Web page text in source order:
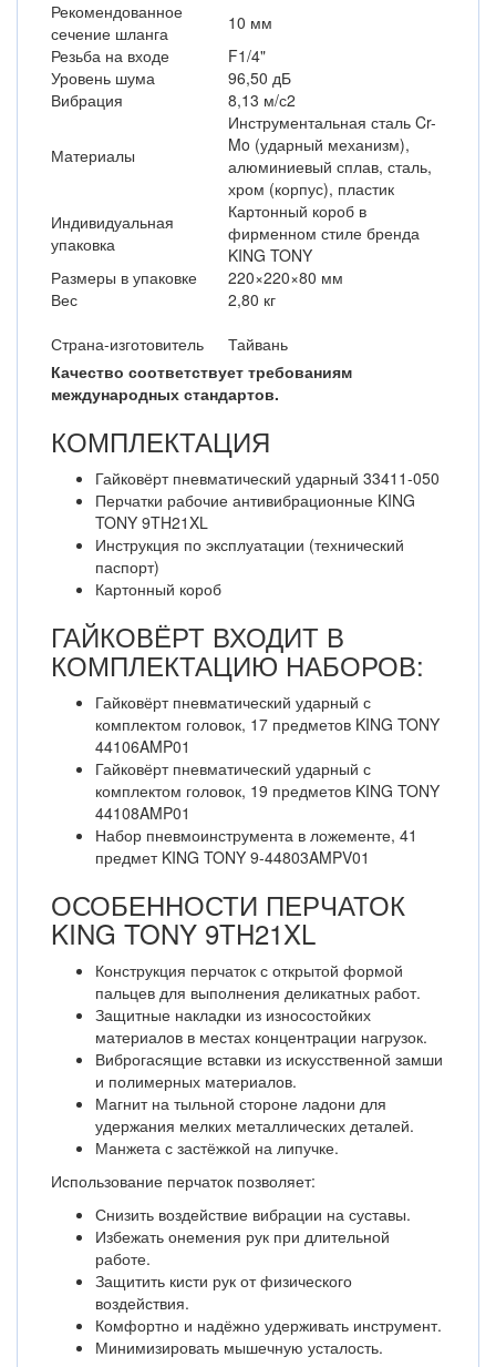
Рекомендованное
сечение шланга
10 мм
Резьба на входе
F1/4"
Уровень шума
96,50 дБ
Вибрация
8,13 м/с2
Материалы
Инструментальная сталь Cr-
Mo (ударный механизм),
алюминиевый сплав, сталь,
хром (корпус), пластик
Индивидуальная
упаковка
Картонный короб в
фирменном стиле бренда
KING TONY
Размеры в упаковке
220×220×80 мм
Вес
2,80 кг
Страна-изготовитель
Тайвань
Качество соответствует требованиям
международных стандартов.
КОМПЛЕКТАЦИЯ
Гайковёрт пневматический ударный 33411-050
Перчатки рабочие антивибрационные KING
TONY 9TH21XL
Инструкция по эксплуатации (технический
паспорт)
Картонный короб
ГАЙКОВЁРТ ВХОДИТ В
КОМПЛЕКТАЦИЮ НАБОРОВ:
Гайковёрт пневматический ударный с
комплектом головок, 17 предметов KING TONY
44106AMP01
Гайковёрт пневматический ударный с
комплектом головок, 19 предметов KING TONY
44108AMP01
Набор пневмоинструмента в ложементе, 41
предмет KING TONY 9-44803AMPV01
ОСОБЕННОСТИ ПЕРЧАТОК
KING TONY 9TH21XL
Конструкция перчаток с открытой формой
пальцев для выполнения деликатных работ.
Защитные накладки из износостойких
материалов в местах концентрации нагрузок.
Виброгасящие вставки из искусственной замши
и полимерных материалов.
Магнит на тыльной стороне ладони для
удержания мелких металлических деталей.
Манжета с застёжкой на липучке.
Использование перчаток позволяет:
Снизить воздействие вибрации на суставы.
Избежать онемения рук при длительной
работе.
Защитить кисти рук от физического
воздействия.
Комфортно и надёжно удерживать инструмент.
Минимизировать мышечную усталость.